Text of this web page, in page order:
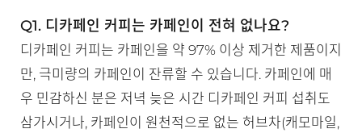
Q1. 디카페인 커피는 카페인이 전혀 없나요?
디카페인 커피는 카페인을 약 97% 이상 제거한 제품이지
만, 극미량의 카페인이 잔류할 수 있습니다. 카페인에 매
우 민감하신 분은 저녁 늦은 시간 디카페인 커피 섭취도
삼가시거나, 카페인이 원천적으로 없는 허브차(캐모마일,